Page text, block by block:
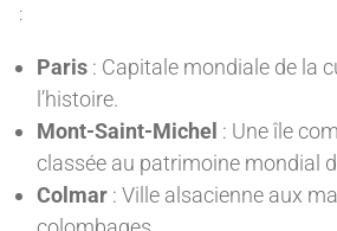
:
Paris : Capitale mondiale de la
l’histoire.
Mont-Saint-Michel : Une île
classée au patrimoine mondial
Colmar : Ville alsacienne aux